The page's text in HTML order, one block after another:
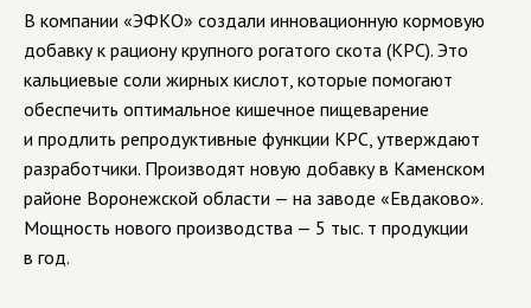
В компании «ЭФКО» создали инновационную кормовую
добавку к рациону крупного рогатого скота (КРС). Это
кальциевые соли жирных кислот, которые помогают
обеспечить оптимальное кишечное пищеварение
и продлить репродуктивные функции КРС, утверждают
разработчики. Производят новую добавку в Каменском
районе Воронежской области — на заводе «Евдаково».
Мощность нового производства — 5 тыс. т продукции
в год.